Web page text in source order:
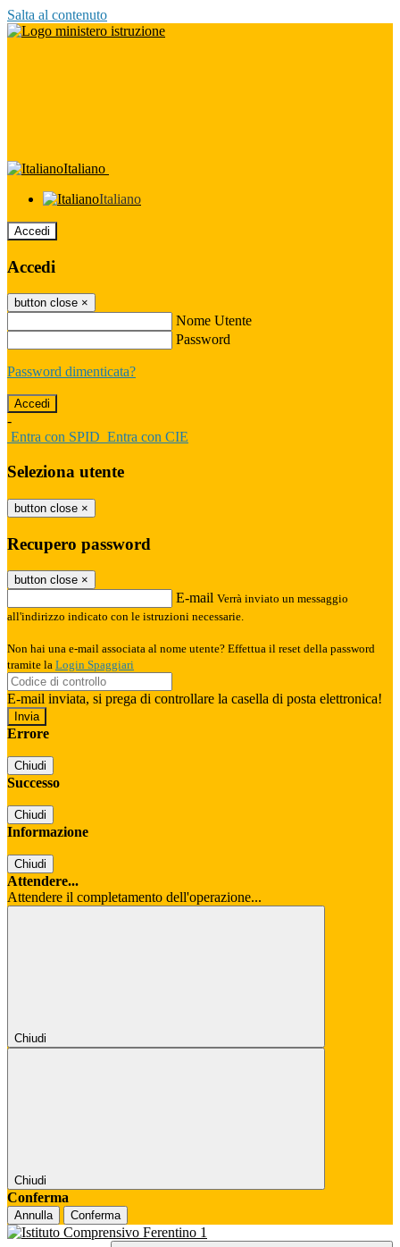
Salta al contenuto
Italiano
Italiano
Accedi
Accedi
button close ×
Nome Utente
Password
Password dimenticata?
-
Entra con SPID Entra con CIE
Seleziona utente
button close ×
Recupero password
button close ×
E-mail Verrà inviato un messaggio
all'indirizzo indicato con le istruzioni necessarie.
Non hai una e-mail associata al nome utente? Effettua il reset della password
tramite la Login Spaggiari
E-mail inviata, si prega di controllare la casella di posta elettronica!
Errore
Chiudi
Successo
Chiudi
Informazione
Chiudi
Attendere...
Attendere il completamento dell'operazione...
Chiudi
Chiudi
Conferma
Annulla Conferma